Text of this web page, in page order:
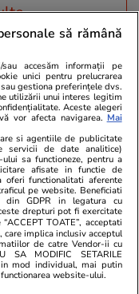
26 iul.
vor simți
și înzestrări
26 iul.
în 21 de
de avertizarea
să rămână
sau accesăm informații pe
unici pentru prelucrarea
gestiona preferințele dvs.
utilizării unui interes legitim
Aceste alegeri
vor afecta navigarea. Mai
si agentiile de publicitate
servicii de date analitice)
sa functioneze, pentru a
afisate in functie de
functionalitati aferente
pe website. Beneficiati
GDPR in legatura cu
drepturi pot fi exercitate
TOATE”, acceptati
implica inclusiv acceptul
de catre Vendor-ii cu
SA MODIFIC SETARILE
mod individual, mai putin
website-ului.